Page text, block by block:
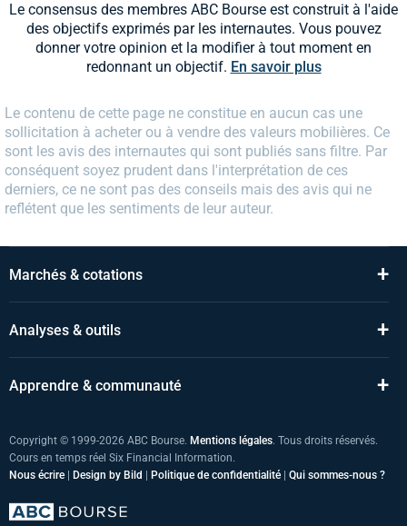
Le consensus des membres ABC Bourse est construit à l'aide
des objectifs exprimés par les internautes. Vous pouvez
donner votre opinion et la modifier à tout moment en
redonnant un objectif. En savoir plus
Le contenu de cette page ne constitue en aucun cas une
sollicitation à acheter ou à vendre des valeurs mobilières. Ce
sont les avis des internautes qui sont publiés sans filtre. Par
conséquent soyez prudent dans l'interprétation de ces
derniers, ce ne sont pas des conseils mais des avis qui ne
reflétent que les sentiments de leur auteur.
Marchés & cotations +
Analyses & outils +
Apprendre & communauté +
Copyright © 1999-2026 ABC Bourse. Mentions légales. Tous droits réservés.
Cours en temps réel Six Financial Information.
Nous écrire
Design by Bild Politique de confidentialité Qui sommes-nous ?